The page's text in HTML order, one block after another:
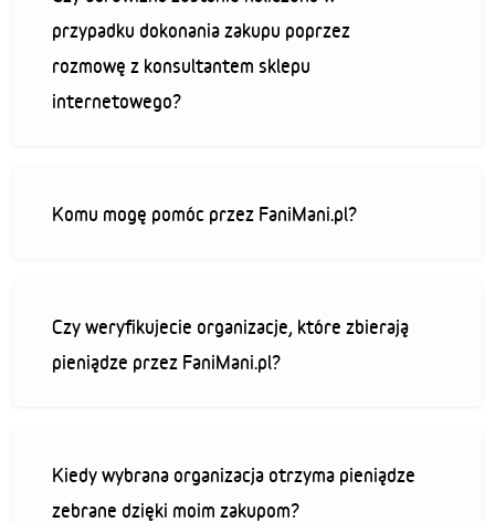
przypadku dokonania zakupu poprzez
rozmowę z konsultantem sklepu
internetowego?
Komu mogę pomóc przez FaniMani.pl?
Czy weryfikujecie organizacje, które zbierają
pieniądze przez FaniMani.pl?
Kiedy wybrana organizacja otrzyma pieniądze
zebrane dzięki moim zakupom?